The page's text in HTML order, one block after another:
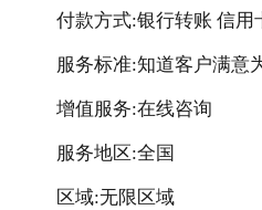
付款方式:银行转账 信用
服务标准:知道客户满意
增值服务:在线咨询
服务地区:全国
区域:无限区域